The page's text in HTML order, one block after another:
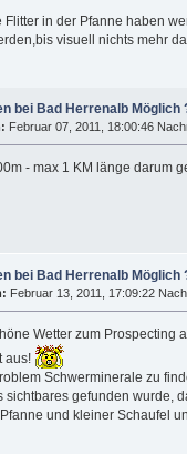
in der Pfanne haben
visuell nichts mehr
bei Bad Herrenalb Möglich
Februar 07, 2011, 18:00:46
- max 1 KM länge darum
bei Bad Herrenalb Möglich
Februar 13, 2011, 17:09:22
Wetter zum Prospecting
aus!
Schwerminerale zu
sichtbares gefunden wurde,
und kleiner Schaufel